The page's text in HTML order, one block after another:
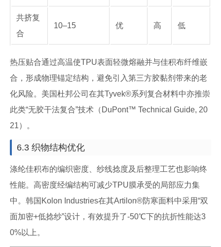
共挤复
合
10–15 优 高 低
热压贴合通过高温使TPU表面轻微熔融并与佳积布纤维嵌
合，形成物理锚定结构，避免引入第三方胶黏剂带来的老
化风险。美国杜邦公司在其Tyvek®系列复合材料中亦推崇
此类“无胶干法复合”技术（DuPont™ Technical Guide, 20
21）。
6.3 织物结构优化
涤纶佳积布的编织密度、纱线捻度及后整理工艺也影响终
性能。高密度经编结构可减少TPU膜承受的局部应力集
中。韩国Kolon Industries在其Artilon®防寒面料中采用“双
面加密+低捻纱”设计，有效提升了-50℃下的抗折性能达3
0%以上。